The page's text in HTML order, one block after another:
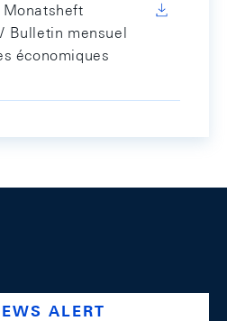
Bulletin mensuel
économiques
company/swiss-national-
@swissnationalbank
ALERT